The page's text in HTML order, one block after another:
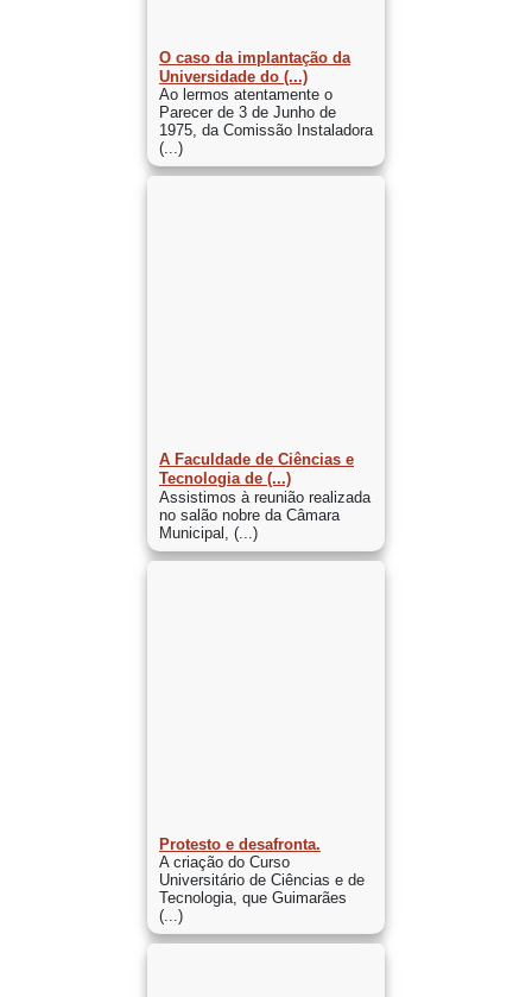
O caso da implantação da
Universidade do (...)
Ao lermos atentamente o
Parecer de 3 de Junho de
1975, da Comissão Instaladora
(...)
A Faculdade de Ciências e
Tecnologia de (...)
Assistimos à reunião realizada
no salão nobre da Câmara
Municipal, (...)
Protesto e desafronta.
A criação do Curso
Universitário de Ciências e de
Tecnologia, que Guimarães
(...)